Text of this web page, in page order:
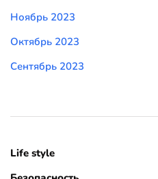
Ноябрь 2023
Октябрь 2023
Сентябрь 2023
Life style